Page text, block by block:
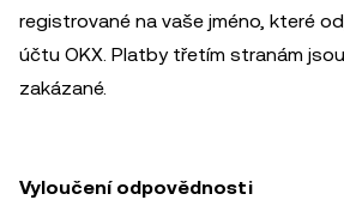
registrované na vaše jméno, které
účtu OKX. Platby třetím stranám
zakázané.
Vyloučení odpovědnosti